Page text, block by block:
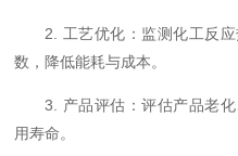
2. 工艺优化：监测化工反
数，降低能耗与成本。
3. 产品评估：评估产品老
用寿命。